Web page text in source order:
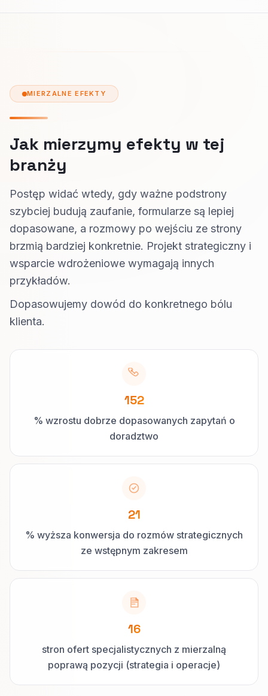
MIERZALNE EFEKTY
Jak mierzymy efekty w tej
branży
Postęp widać wtedy, gdy ważne podstrony
szybciej budują zaufanie, formularze są lepiej
dopasowane, a rozmowy po wejściu ze strony
brzmią bardziej konkretnie. Projekt strategiczny i
wsparcie wdrożeniowe wymagają innych
przykładów.
Dopasowujemy dowód do konkretnego bólu
klienta.
152
% wzrostu dobrze dopasowanych zapytań o
doradztwo
21
% wyższa konwersja do rozmów strategicznych
ze wstępnym zakresem
16
stron ofert specjalistycznych z mierzalną
poprawą pozycji (strategia i operacje)